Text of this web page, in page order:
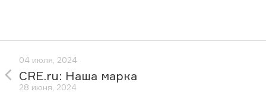
04 июля, 2024
CRE.ru: Наша марка
28 июня, 2024